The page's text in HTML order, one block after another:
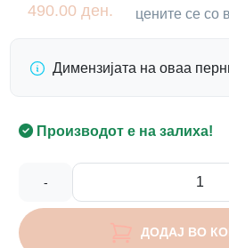
490.00 ден. цените се со
Димензијата на оваа
Производот е на залиха!
-
ДОДАЈ ВО